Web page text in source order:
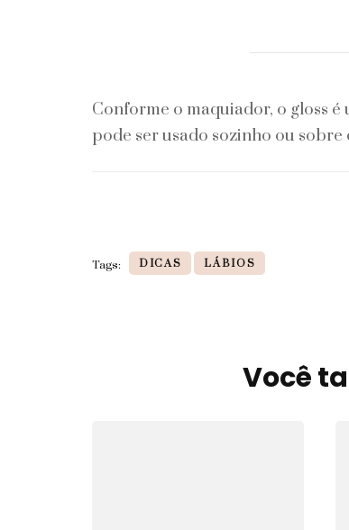
Conforme o maquiador, o gloss é
pode ser usado sozinho ou
Tags: DICAS LÁBIOS
Você